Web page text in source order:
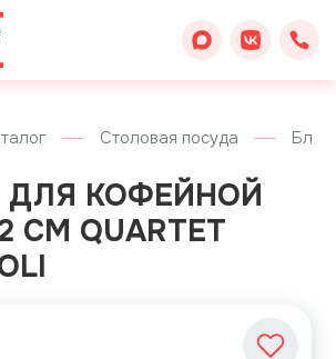
Столовая посуда
КОФЕЙНОЙ
СМ QUARTET